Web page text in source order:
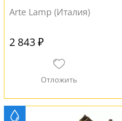
Arte Lamp (Италия)
2 843 ₽